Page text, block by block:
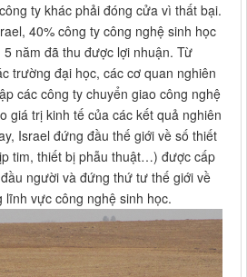
ty khác phải đóng cửa vì thất bại.
40% công ty công nghệ sinh học
năm đã thu được lợi nhuận. Từ
trường đại học, các cơ quan nghiên
các công ty chuyển giao công nghệ
giá trị kinh tế của các kết quả nghiên
Israel đứng đầu thế giới về số thiết
tim, thiết bị phẫu thuật…) được cấp
người và đứng thứ tư thế giới về
lĩnh vực công nghệ sinh học.